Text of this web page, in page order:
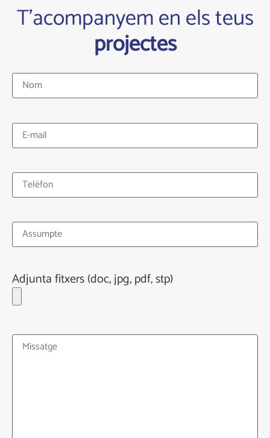
T'acompanyem en els teus
projectes
Adjunta fitxers (doc, jpg, pdf, stp)